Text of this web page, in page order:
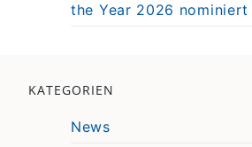
the Year 2026 nominiert
KATEGORIEN
News